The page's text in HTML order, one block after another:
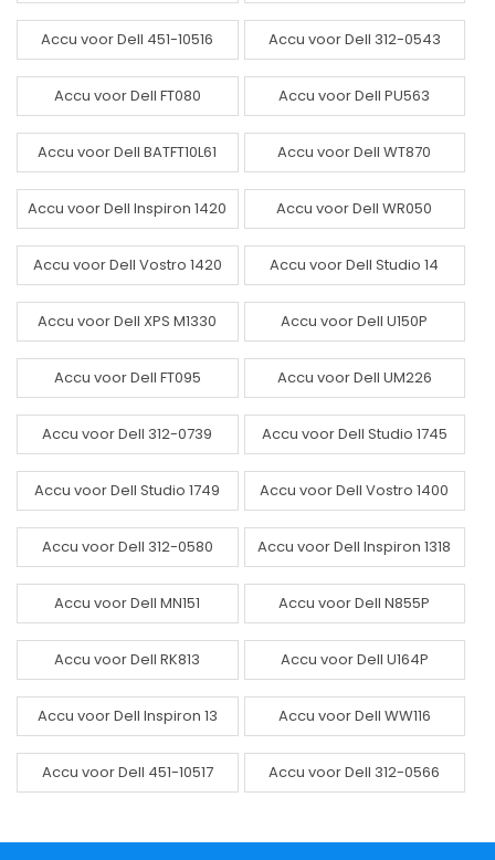
Accu voor Dell 451-10516 Accu voor Dell 312-0543
Accu voor Dell FT080 Accu voor Dell PU563
Accu voor Dell BATFT10L61 Accu voor Dell WT870
Accu voor Dell Inspiron 1420 Accu voor Dell WR050
Accu voor Dell Vostro 1420 Accu voor Dell Studio 14
Accu voor Dell XPS M1330 Accu voor Dell U150P
Accu voor Dell FT095 Accu voor Dell UM226
Accu voor Dell 312-0739 Accu voor Dell Studio 1745
Accu voor Dell Studio 1749 Accu voor Dell Vostro 1400
Accu voor Dell 312-0580 Accu voor Dell Inspiron 1318
Accu voor Dell MN151 Accu voor Dell N855P
Accu voor Dell RK813 Accu voor Dell U164P
Accu voor Dell Inspiron 13 Accu voor Dell WW116
Accu voor Dell 451-10517 Accu voor Dell 312-0566